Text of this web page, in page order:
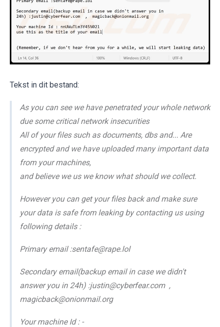
Tekst in dit bestand:
As you can see we have penetrated your whole network
due some critical network insecurities
All of your files such as documents, dbs and... Are
encrypted and we have uploaded many important data
from your machines,
and believe we us we know what should we collect.
However you can get your files back and make sure
your data is safe from leaking by contacting us using
following details :
Primary email :sentafe@rape.lol
Secondary email(backup email in case we didn't
answer you in 24h) :justin@cyberfear.com ,
magicback@onionmail.org
Your machine Id : -